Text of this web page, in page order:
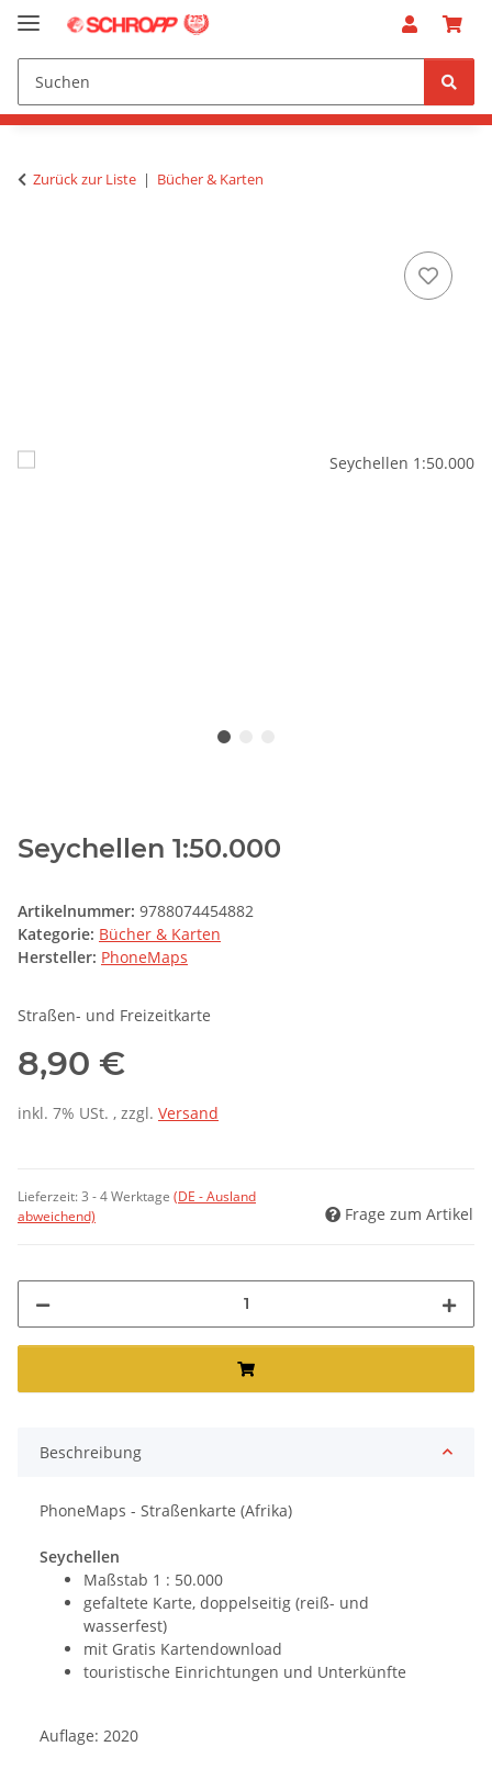
Zurück zur Liste Bücher & Karten
Seychellen 1:50.000
Artikelnummer: 9788074454882
Kategorie: Bücher & Karten
Hersteller: PhoneMaps
Straßen- und Freizeitkarte
8,90 €
inkl. 7% USt. , zzgl. Versand
Lieferzeit:3 - 4 Werktage (DE - Ausland
abweichend)
Frage zum Artikel
Beschreibung
PhoneMaps - Straßenkarte (Afrika)
Seychellen
Maßstab 1 : 50.000
gefaltete Karte, doppelseitig (reiß- und
wasserfest)
mit Gratis Kartendownload
touristische Einrichtungen und Unterkünfte
Auflage: 2020